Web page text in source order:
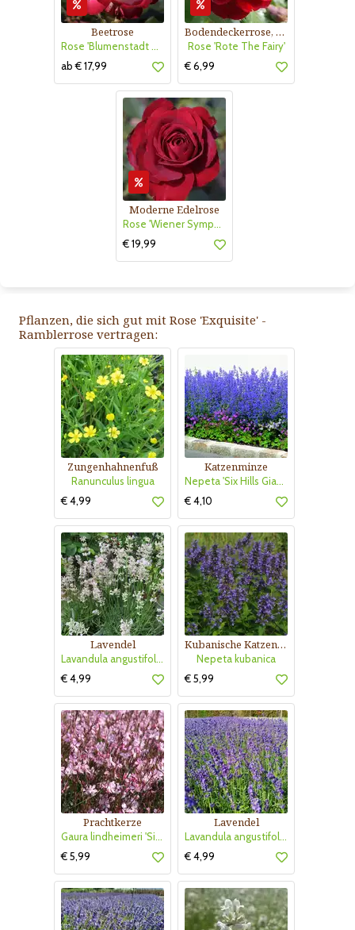
Beetrose
Rose 'Blumenstadt Tulln'
ab € 17,99
Bodendeckerrose, rot
Rose 'Rote The Fairy'
€ 6,99
Moderne Edelrose
Rose 'Wiener Symphoniker'
€ 19,99
Pflanzen, die sich gut mit Rose 'Exquisite' -
Ramblerrose vertragen:
Zungenhahnenfuß
Ranunculus lingua
€ 4,99
Katzenminze
Nepeta 'Six Hills Giant'
€ 4,10
Lavendel
Lavandula angustifolia 'Rosea'
€ 4,99
Kubanische Katzenminze
Nepeta kubanica
€ 5,99
Prachtkerze
Gaura lindheimeri 'Siskiyou Pink'
€ 5,99
Lavendel
Lavandula angustifolia 'Hidcote'
€ 4,99